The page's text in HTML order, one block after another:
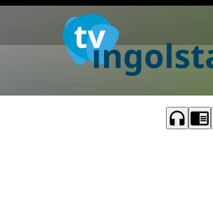
headphones chrome_reader_mode